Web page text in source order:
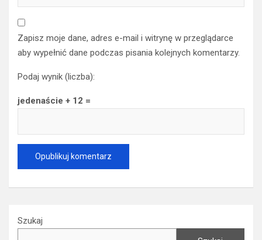
Zapisz moje dane, adres e-mail i witrynę w przeglądarce
aby wypełnić dane podczas pisania kolejnych komentarzy.
Podaj wynik (liczba):
jedenaście + 12 =
Szukaj